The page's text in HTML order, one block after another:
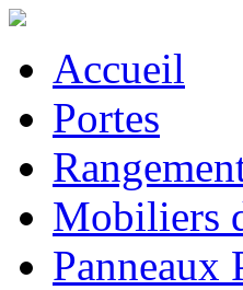
Accueil
Portes
Mobiliers
Panneaux